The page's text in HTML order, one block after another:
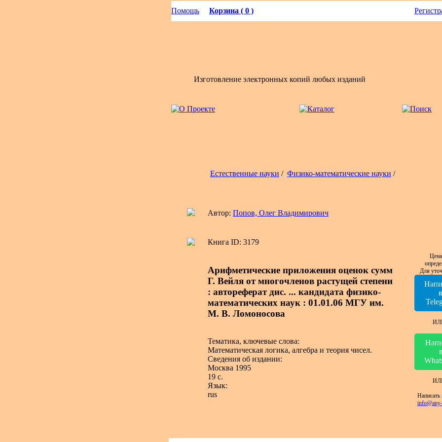
Помощь Корзина ( 0 )
Изготовление электронных копий любых изданий
Естественные науки / Физико-математические науки /
Автор: Попов, Олег Владимирович
Книга ID: 3179
Арифметические приложения оценок сумм
Г. Вейля от многочленов растущей степени
: автореферат дис. ... кандидата физико-
математических наук : 01.01.06 МГУ им.
М. В. Ломоносова
Тематика, ключевые слова:
Математическая логика, алгебра и теория чисел.
Сведения об издании:
Москва 1995
19 с.
Язык:
rus
Для
в
в
Написать